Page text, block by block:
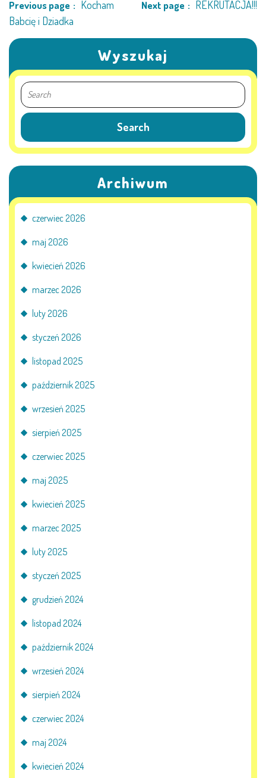
LEŚNE PSZCZÓŁKI – BYSŁAW
ŻABKI – BYSŁAW
SOWY – BYSŁAW
WIEWIÓRKI – BYSŁAW
PSZCZÓŁKI – LUBIEWO
WIEWIÓRKI – LUBIEWO
OCHRONY MAŁOLETNICH
RADOŚĆ – ZABAWA – NAUKA
ROCZNY PLAN PRACY
KORZYSTANIE Z TIK
UROCZYSTOŚCI
OSIĄGNIĘCIA
KĄCIK DLA RODZICÓW
Previous page
Kocham
Babcię i Dziadka
Next page REKRUTACJA!!!
Wyszukaj
Archiwum
czerwiec 2026
maj 2026
kwiecień 2026
marzec 2026
luty 2026
styczeń 2026
listopad 2025
październik 2025
wrzesień 2025
sierpień 2025
czerwiec 2025
maj 2025
kwiecień 2025
marzec 2025
luty 2025
styczeń 2025
grudzień 2024
listopad 2024
październik 2024
wrzesień 2024
sierpień 2024
czerwiec 2024
maj 2024
kwiecień 2024